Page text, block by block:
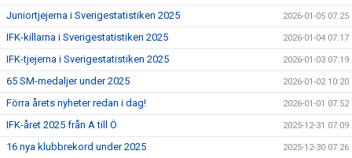
Juniortjejerna i Sverigestatistiken 2025 2026-01-05 07:25
IFK-killarna i Sverigestatistiken 2025 2026-01-04 07:17
IFK-tjejerna i Sverigestatistiken 2025 2026-01-03 07:19
65 SM-medaljer under 2025 2026-01-02 10:20
Förra årets nyheter redan i dag! 2026-01-01 07:52
IFK-året 2025 från A till Ö 2025-12-31 07:09
16 nya klubbrekord under 2025 2025-12-30 07:26